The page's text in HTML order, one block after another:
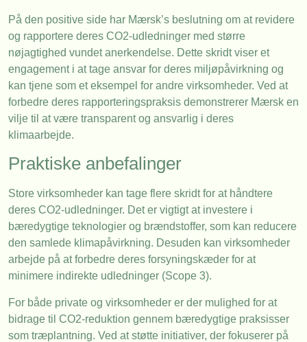
På den positive side har Mærsk’s beslutning om at revidere
og rapportere deres CO2-udledninger med større
nøjagtighed vundet anerkendelse. Dette skridt viser et
engagement i at tage ansvar for deres miljøpåvirkning og
kan tjene som et eksempel for andre virksomheder. Ved at
forbedre deres rapporteringspraksis demonstrerer Mærsk en
vilje til at være transparent og ansvarlig i deres
klimaarbejde.
Praktiske anbefalinger
Store virksomheder kan tage flere skridt for at håndtere
deres CO2-udledninger. Det er vigtigt at investere i
bæredygtige teknologier og brændstoffer, som kan reducere
den samlede klimapåvirkning. Desuden kan virksomheder
arbejde på at forbedre deres forsyningskæder for at
minimere indirekte udledninger (Scope 3).
For både private og virksomheder er der mulighed for at
bidrage til CO2-reduktion gennem bæredygtige praksisser
som træplantning. Ved at støtte initiativer, der fokuserer på